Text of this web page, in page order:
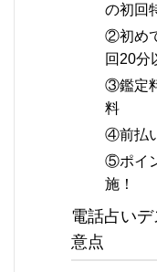
の初回
②初め
回20分
③鑑定
料
④前払
⑤ポイ
施！
電話占い
意点